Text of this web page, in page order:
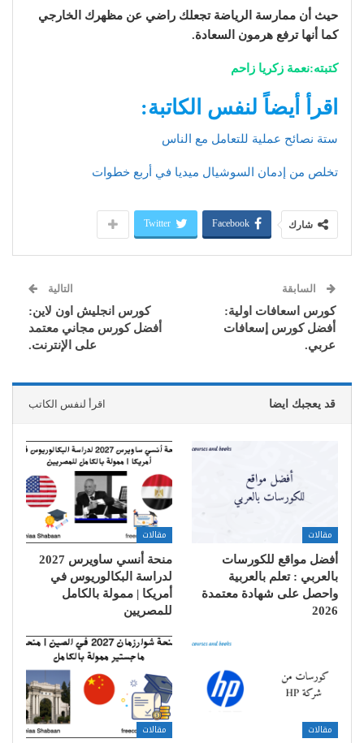
حيث أن ممارسة الرياضة تجعلك راضي عن مظهرك الخارجي
كما أنها ترفع هرمون السعادة.
كتبته:نعمة زكريا زاحم
اقرأ أيضاً لنفس الكاتبة:
ستة نصائح عملية للتعامل مع الناس
تخلص من إدمان السوشيال ميديا في أربع خطوات
شارك Facebook
Twitter
السابقة
كورس اسعافات اولية:
أفضل كورس إسعافات
عربي.
التالية
كورس انجليش اون لاين:
أفضل كورس مجاني معتمد
على الإنترنت.
قد يعجبك ايضا اقرأ لنفس الكاتب
مقالات
أفضل مواقع للكورسات
بالعربي : تعلم بالعربية
واحصل على شهادة معتمدة
2026
مقالات
منحة أنسي ساويرس 2027
لدراسة البكالوريوس في
أمريكا | ممولة بالكامل
للمصريين
مقالات مقالات